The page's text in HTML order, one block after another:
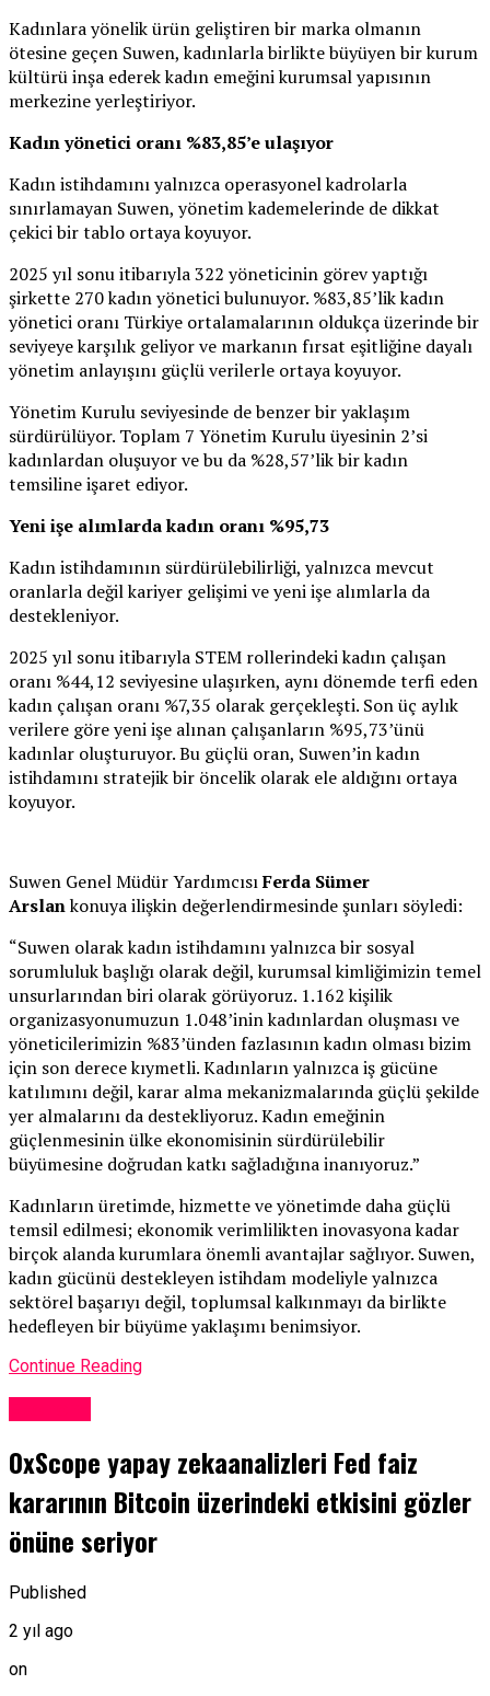
Kadınlara yönelik ürün geliştiren bir marka olmanın
ötesine geçen Suwen, kadınlarla birlikte büyüyen bir kurum
kültürü inşa ederek kadın emeğini kurumsal yapısının
merkezine yerleştiriyor.
Kadınyönetici oranı %83,85’eulaşıyor
Kadın istihdamını yalnızca operasyonel kadrolarla
sınırlamayan Suwen, yönetim kademelerinde de dikkat
çekici bir tablo ortaya koyuyor.
2025 yıl sonu itibarıyla 322 yöneticinin görev yaptığı
şirkette 270 kadın yönetici bulunuyor. %83,85’lik kadın
yönetici oranı Türkiye ortalamalarının oldukça üzerinde bir
seviyeye karşılık geliyor ve markanın fırsat eşitliğine dayalı
yönetim anlayışını güçlü verilerle ortaya koyuyor.
Yönetim Kurulu seviyesinde de benzer bir yaklaşım
sürdürülüyor. Toplam 7 Yönetim Kurulu üyesinin 2’si
kadınlardan oluşuyor ve bu da %28,57’lik bir kadın
temsiline işaret ediyor.
Yeniişe alımlardakadın oranı %95,73
Kadın istihdamının sürdürülebilirliği, yalnızca mevcut
oranlarla değil kariyer gelişimi ve yeni işe alımlarla da
destekleniyor.
2025 yıl sonu itibarıyla STEM rollerindeki kadın çalışan
oranı %44,12 seviyesine ulaşırken, aynı dönemde terfi eden
kadın çalışan oranı %7,35 olarak gerçekleşti. Son üç aylık
verilere göre yeni işe alınan çalışanların %95,73’ünü
kadınlar oluşturuyor. Bu güçlü oran, Suwen’in kadın
istihdamını stratejik bir öncelik olarak ele aldığını ortaya
koyuyor.
Suwen Genel Müdür YardımcısıFerda Sümer
Arslankonuya ilişkin değerlendirmesinde şunları söyledi:
“Suwen olarak kadın istihdamını yalnızca bir sosyal
sorumluluk başlığı olarak değil, kurumsal kimliğimizin temel
unsurlarından biri olarak görüyoruz. 1.162 kişilik
organizasyonumuzun 1.048’inin kadınlardan oluşması ve
yöneticilerimizin %83’ünden fazlasının kadın olması bizim
için son derece kıymetli. Kadınların yalnızca iş gücüne
katılımını değil, karar alma mekanizmalarında güçlü şekilde
yer almalarını da destekliyoruz. Kadın emeğinin
güçlenmesinin ülke ekonomisinin sürdürülebilir
büyümesine doğrudan katkı sağladığına inanıyoruz.”
Kadınların üretimde, hizmette ve yönetimde daha güçlü
temsil edilmesi; ekonomik verimlilikten inovasyona kadar
birçok alanda kurumlara önemli avantajlar sağlıyor. Suwen,
kadın gücünü destekleyen istihdam modeliyle yalnızca
sektörel başarıyı değil, toplumsal kalkınmayı da birlikte
hedefleyen bir büyüme yaklaşımı benimsiyor.
Continue Reading
0xScope yapay zekaanalizleri Fed faiz
kararının Bitcoin üzerindeki etkisini gözler
önüne seriyor
Published
2 yıl ago
on